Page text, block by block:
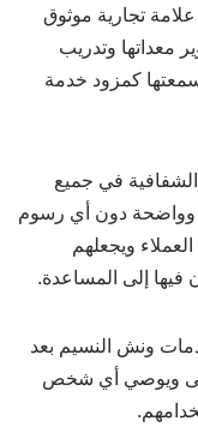
تجارية موثوق
معداتها وتدريب
كمزود خدمة
الشفافية في جميع
وواضحة دون أي رسوم
ويجعلهم
إلى المساعدة.
ونش النسيم بعد
ويوصي أي شخص